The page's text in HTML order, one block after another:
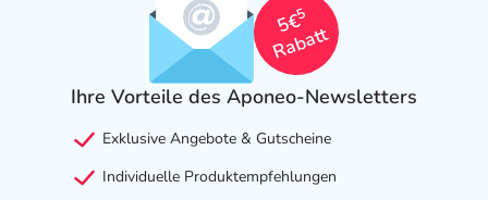
5€
5
Rabatt
Ihre Vorteile des Aponeo-Newsletters
Exklusive Angebote & Gutscheine
Individuelle Produktempfehlungen